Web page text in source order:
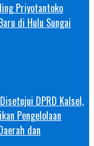
Priyotantoko
di Hulu Sungai
DPRD Kalsel,
Pengelolaan
dan